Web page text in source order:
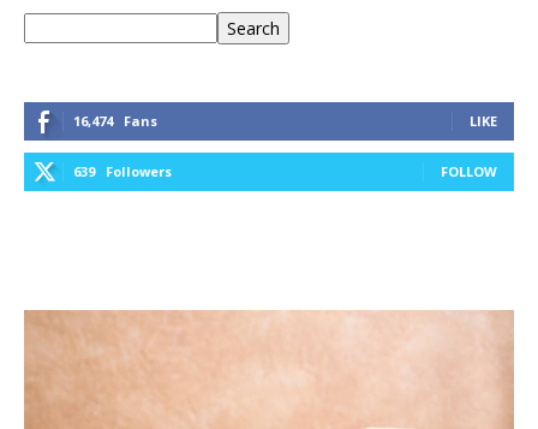
Search
16,474 Fans LIKE
639 Followers FOLLOW